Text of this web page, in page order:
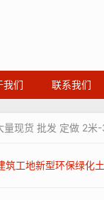
我们 联系我们
量现货 批发 定做 2米
筑工地新型环保绿化